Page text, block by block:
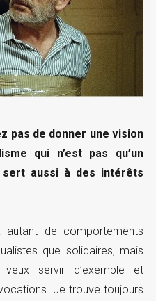
pas de donner une vision
qui n’est pas qu’un
aussi à des intérêts
de comportements
que solidaires, mais
servir d’exemple et
Je trouve toujours